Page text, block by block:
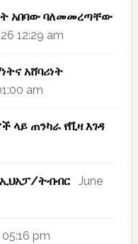
አበባው ባለመመረጣቸው
12:29 am
አሸባሪነት
am
ላይ ጠንካራ የቪዛ እገዳ
ኢህአፓ/ትብብር June
pm